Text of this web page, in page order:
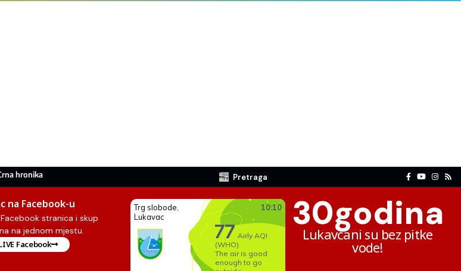
hronika Pretraga
na Facebook-u
stranica i skup
na jednom mjestu.
Facebook
30godina
Lukavčani su bez pitke
vode!